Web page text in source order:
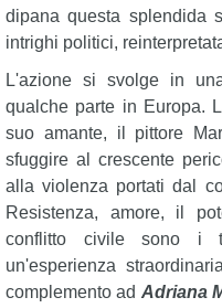
dipana questa splendida
intrighi politici,
L'azione si svolge in
qualche parte in Europa.
suo amante, il pittore
sfuggire al crescente
alla violenza portati dal
Resistenza, amore, il
conflitto civile sono i
un'esperienza
complemento ad Adriana